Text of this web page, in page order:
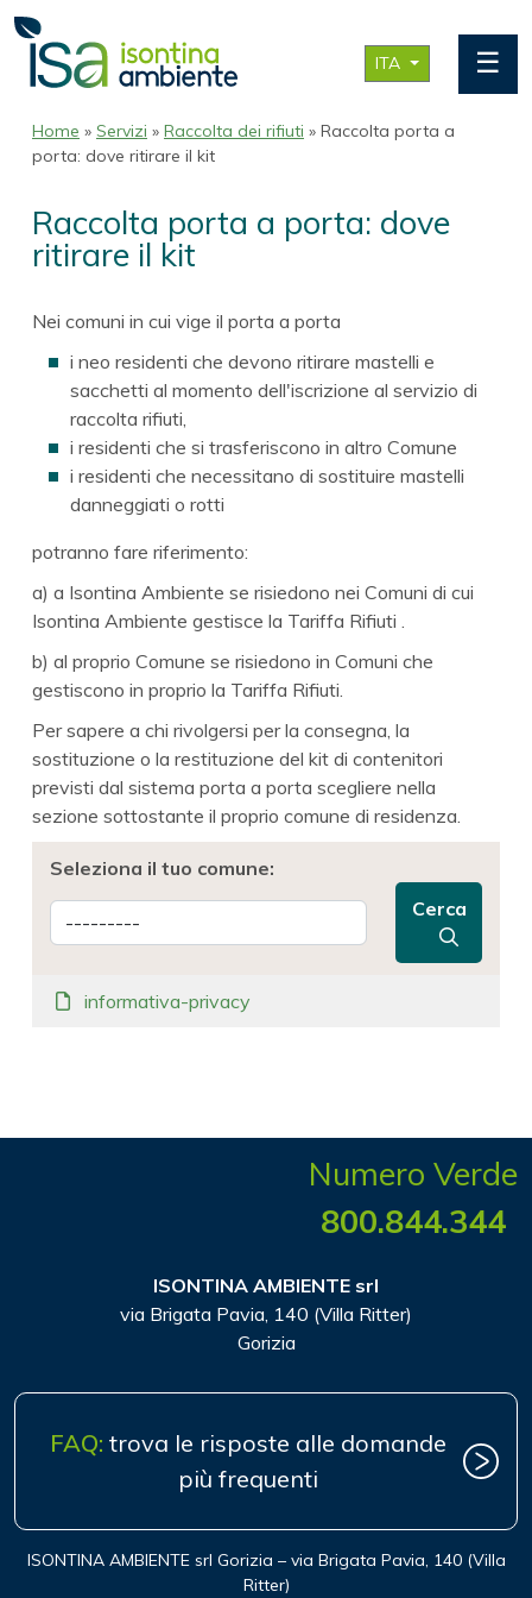
ITA ☰
Home » Servizi » Raccolta dei rifiuti » Raccolta porta a
porta: dove ritirare il kit
Raccolta porta a porta: dove
ritirare il kit
Nei comuni in cui vige il porta a porta
i neo residenti che devono ritirare mastelli e
sacchetti al momento dell'iscrizione al servizio di
raccolta rifiuti,
i residenti che si trasferiscono in altro Comune
i residenti che necessitano di sostituire mastelli
danneggiati o rotti
potranno fare riferimento:
a) a Isontina Ambiente se risiedono nei Comuni di cui
Isontina Ambiente gestisce la Tariffa Rifiuti .
b) al proprio Comune se risiedono in Comuni che
gestiscono in proprio la Tariffa Rifiuti.
Per sapere a chi rivolgersi per la consegna, la
sostituzione o la restituzione del kit di contenitori
previsti dal sistema porta a porta scegliere nella
sezione sottostante il proprio comune di residenza.
Seleziona il tuo comune:
informativa-privacy
Numero Verde
800.844.344
ISONTINA AMBIENTE srl
via Brigata Pavia, 140 (Villa Ritter)
Gorizia
FAQ: trova le risposte alle domande
più frequenti
ISONTINA AMBIENTE srl Gorizia – via Brigata Pavia, 140 (Villa
Ritter)